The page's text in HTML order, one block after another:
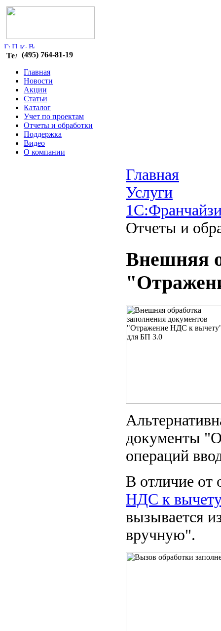
(495) 764-81-19
Главная
Новости
Акции
Статьи
Каталог
Учет по проектам
Отчеты и обработки
Поддержка
Видео
О компании
Главная
Услуги
Отчеты и
Внешняя
документы
операций
В отличие от
НДС к
вызывается
вручную".